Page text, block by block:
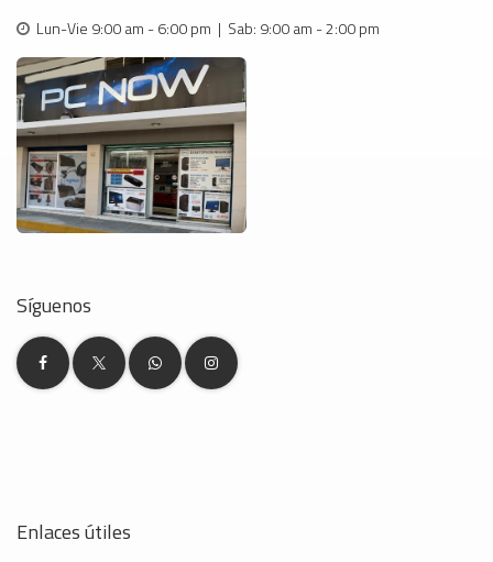
Lun-Vie 9:00 am - 6:00 pm | Sab: 9:00 am - 2:00 pm
Síguenos
Enlaces útiles